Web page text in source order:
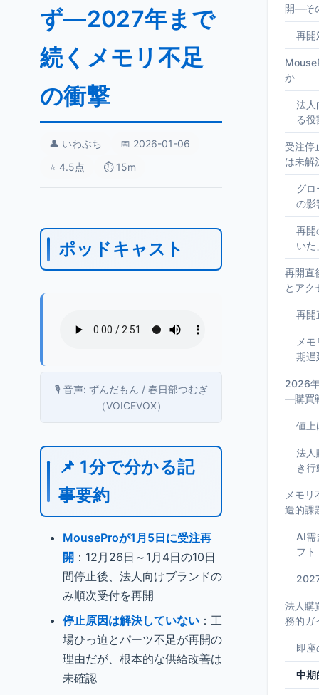
ず—2027年まで
続くメモリ不足
の衝撃
👤 いわぶち
📅 2026-01-06
⭐ 4.5点
⏱️ 15m
ポッドキャスト
🎙️ 音声: ずんだもん / 春日部つむぎ
（VOICEVOX）
📌 1分で分かる記
事要約
MouseProが1月5日に受注再
開 ：12月26日～1月4日の10日
間停止後、法人向けブランドの
み順次受付を再開
停止原因は解決していない ：工
場ひっ迫とパーツ不足が再開の
理由だが、根本的な供給改善は
未確認
開—そ
再開
か
法人
る役
受注停
は未解
グロ
の影
再開
いた
再開直
とアク
再開
メ
期遅
2026
—購買
値上
法人
き行
メモ
造的課
AI需
フト
法人購
務的ガ
即座
中期